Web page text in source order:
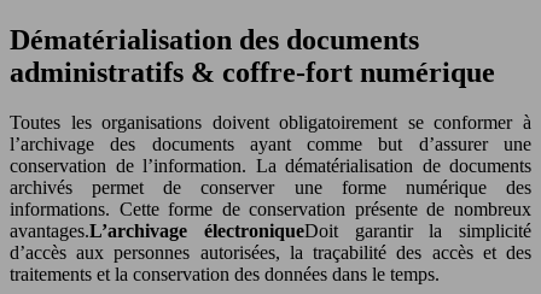
Dématérialisation des documents
administratifs & coffre-fort numérique
Toutes les organisations doivent obligatoirement se conformer à
l’archivage des documents ayant comme but d’assurer une
conservation de l’information. La dématérialisation de documents
archivés permet de conserver une forme numérique des
informations. Cette forme de conservation présente de nombreux
avantages.L’archivage électroniqueDoit garantir la simplicité
d’accès aux personnes autorisées, la traçabilité des accès et des
traitements et la conservation des données dans le temps.